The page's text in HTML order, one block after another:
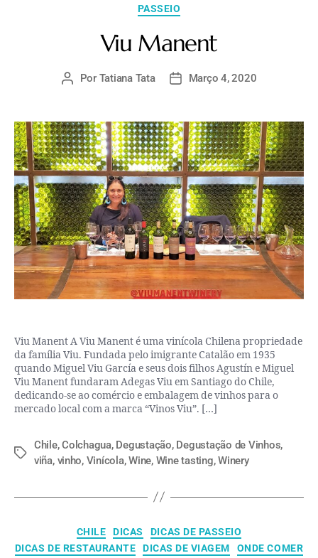
PASSEIO
Viu Manent
Por Tatiana Tata Março 4, 2020
Viu Manent A Viu Manent é uma vinícola Chilena propriedade
da família Viu. Fundada pelo imigrante Catalão em 1935
quando Miguel Viu García e seus dois filhos Agustín e Miguel
Viu Manent fundaram Adegas Viu em Santiago do Chile,
dedicando-se ao comércio e embalagem de vinhos para o
mercado local com a marca “Vinos Viu”. […]
Chile,Colchagua, Degustação, Degustação de Vinhos,
viña, vinho, Vinícola,Wine, Wine tasting,Winery
CHILE DICAS
DICAS DE PASSEIO
DICAS DE RESTAURANTE
DICAS DE VIAGEM
ONDE COMER